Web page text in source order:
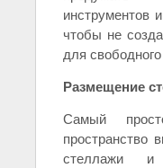
инструментов
чтобы не
для
Размещение
Самый
пространство
стеллажи